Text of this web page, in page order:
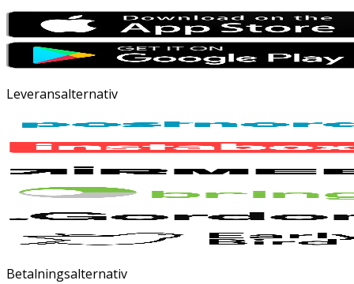
Leveransalternativ
Betalningsalternativ